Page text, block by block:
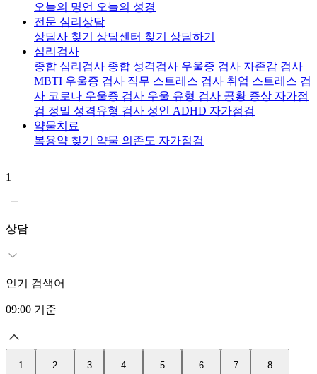
오늘의 명언 오늘의 성경
전문 심리상담
상담사 찾기 상담센터 찾기 상담하기
심리검사
종합 심리검사 종합 성격검사 우울증 검사 자존감 검사
MBTI 우울증 검사 직무 스트레스 검사 취업 스트레스 검
사 코로나 우울증 검사 우울 유형 검사 공황 증상 자가점
검 정밀 성격유형 검사 성인 ADHD 자가점검
약물치료
복용약 찾기 약물 의존도 자가점검
1
상담
인기 검색어
09:00 기준
1 2 3 4 5 6 7 8